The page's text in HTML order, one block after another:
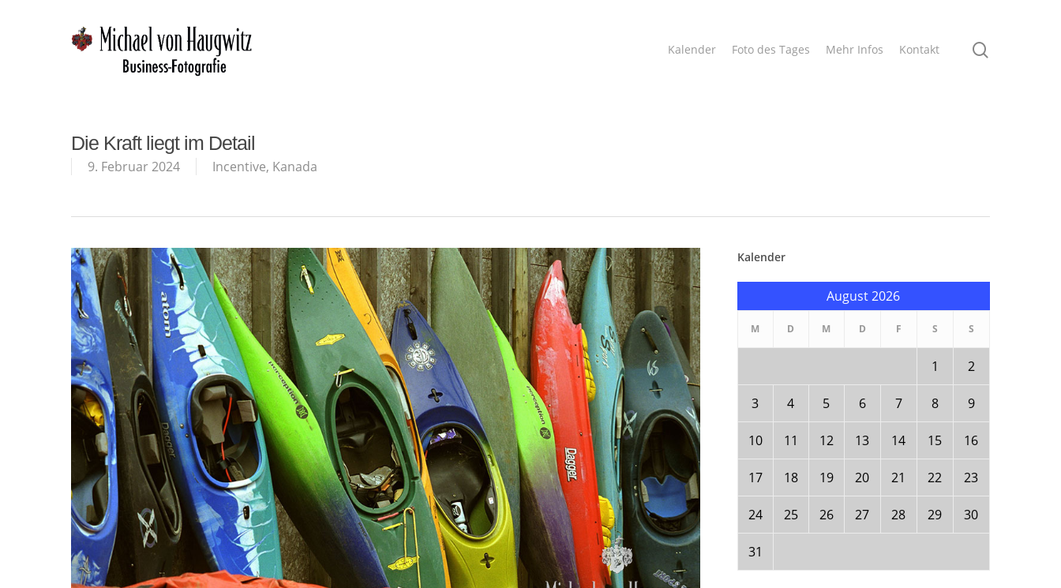
Hit enter to search or ESC to close
Kalender Foto des Tages Mehr Infos Kontakt
Die Kraft liegt im Detail
9. Februar 2024 Incentive, Kanada
Kalender
August 2026
M D M D F S S
1 2
3 4 5 6 7 8 9
10 11 12 13 14 15 16
17 18 19 20 21 22 23
24 25 26 27 28 29 30
31